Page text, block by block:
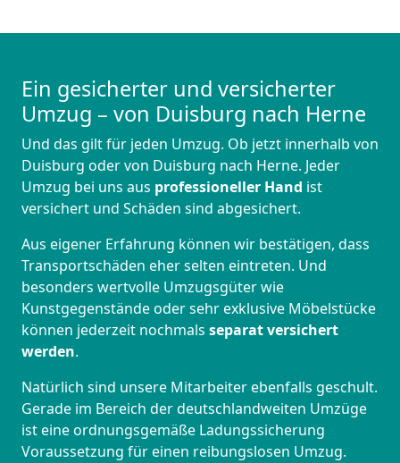
Ein gesicherter und versicherter
Umzug – von Duisburg nach Herne
Und das gilt für jeden Umzug. Ob jetzt innerhalb von
Duisburg oder von Duisburg nach Herne. Jeder
Umzug bei uns aus professioneller Hand ist
versichert und Schäden sind abgesichert.
Aus eigener Erfahrung können wir bestätigen, dass
Transportschäden eher selten eintreten. Und
besonders wertvolle Umzugsgüter wie
Kunstgegenstände oder sehr exklusive Möbelstücke
können jederzeit nochmals separat versichert
werden.
Natürlich sind unsere Mitarbeiter ebenfalls geschult.
Gerade im Bereich der deutschlandweiten Umzüge
ist eine ordnungsgemäße Ladungssicherung
Voraussetzung für einen reibungslosen Umzug.